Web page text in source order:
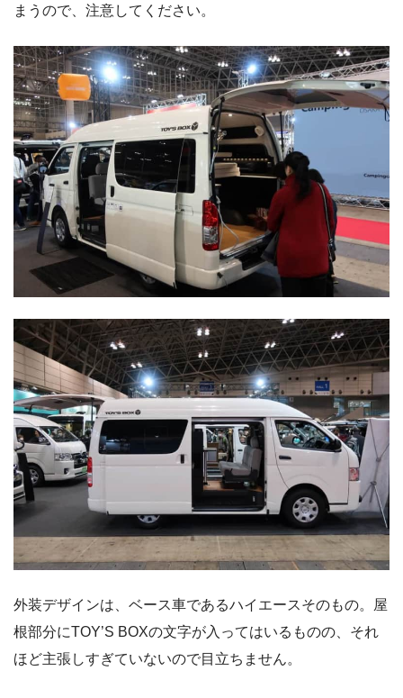
まうので、注意してください。
外装デザインは、ベース車であるハイエースそのもの。屋
根部分にTOY’S BOXの文字が入ってはいるものの、それ
ほど主張しすぎていないので目立ちません。